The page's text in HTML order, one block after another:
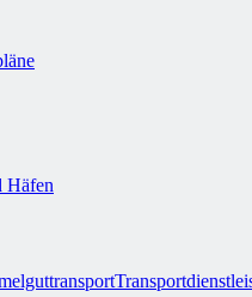
Häfen